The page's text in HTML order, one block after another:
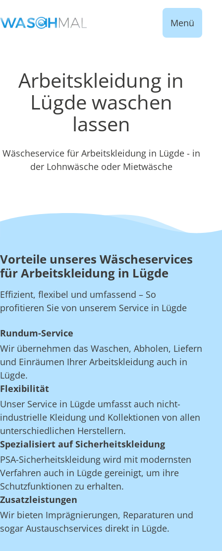
Menü
Arbeitskleidung in
Lügde waschen
lassen
Wäscheservice für Arbeitskleidung in Lügde - in
der Lohnwäsche oder Mietwäsche
Vorteile unseres Wäscheservices
für Arbeitskleidung in Lügde
Effizient, flexibel und umfassend – So
profitieren Sie von unserem Service in Lügde
Rundum-Service
Wir übernehmen das Waschen, Abholen, Liefern
und Einräumen Ihrer Arbeitskleidung auch in
Lügde.
Flexibilität
Unser Service in Lügde umfasst auch nicht-
industrielle Kleidung und Kollektionen von allen
unterschiedlichen Herstellern.
Spezialisiert auf Sicherheitskleidung
PSA-Sicherheitskleidung wird mit modernsten
Verfahren auch in Lügde gereinigt, um ihre
Schutzfunktionen zu erhalten.
Zusatzleistungen
Wir bieten Imprägnierungen, Reparaturen und
sogar Austauschservices direkt in Lügde.